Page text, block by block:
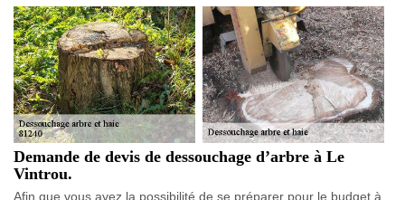
Demande de devis de dessouchage d’arbre à Le
Vintrou.
Afin que vous ayez la possibilité de se préparer pour le budget à